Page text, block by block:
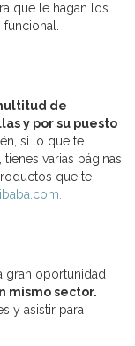
que le hagan los
de
y por su puesto
si lo que te
varias páginas
que te
gran oportunidad
mismo sector.
y asistir para